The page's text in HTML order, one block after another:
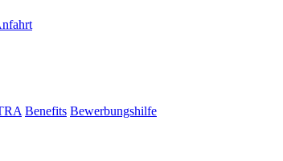
Benefits Bewerbungshilfe